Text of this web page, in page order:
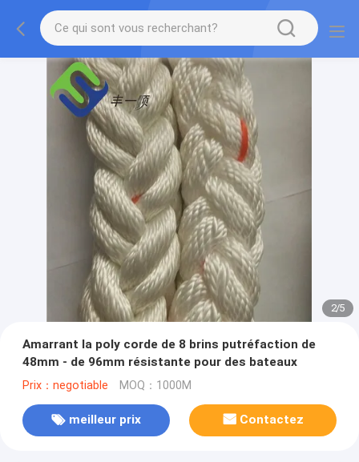
2/5
Amarrant la poly corde de 8 brins putréfaction de
48mm - de 96mm résistante pour des bateaux
Prix：negotiable MOQ：1000M
meilleur prix Contactez